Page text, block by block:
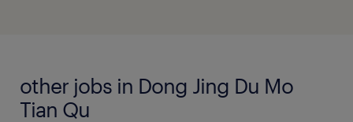
other jobs in Dong Jing Du Mo
Tian Qu